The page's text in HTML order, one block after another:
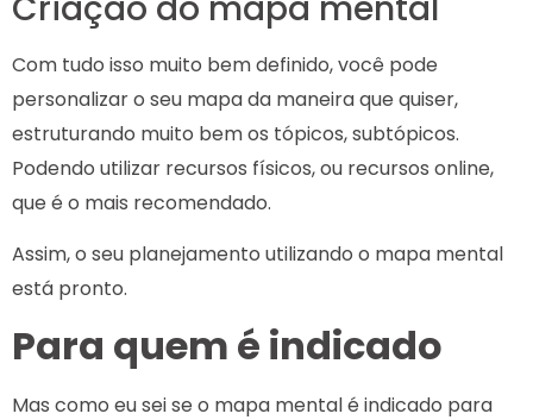
Com tudo isso muito bem definido, você pode
personalizar o seu mapa da maneira que quiser,
estruturando muito bem os tópicos, subtópicos.
Podendo utilizar recursos físicos, ou recursos online,
que é o mais recomendado.
Assim, o seu planejamento utilizando o mapa mental
está pronto.
Para quem é indicado
Mas como eu sei se o mapa mental é indicado para